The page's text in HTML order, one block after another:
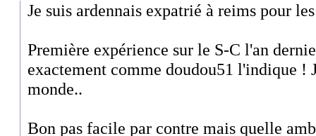
Je suis ardennais expatrié à reims pour
Première expérience sur le S-C l'an
exactement comme doudou51 l'indique !
monde..
Bon pas facile par contre mais quelle